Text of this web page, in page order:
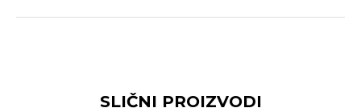
SLIČNI PROIZVODI